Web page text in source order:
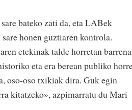
bateko zati da, eta LABek
honen guztiaren kontrola.
etekinak talde horretan barrena
eta era berean publiko
oso-oso txikiak dira. Guk egin
kitatzeko», azpimarratu du Mari